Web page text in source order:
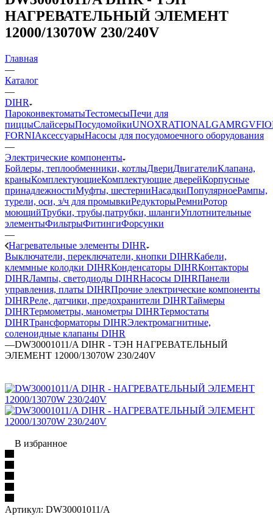
НАГРЕВАТЕЛЬНЫЙ ЭЛЕМЕНТ
12000/13070W 230/240V
Главная
—
Каталог
—
DIHR
ПароконвектоматыТестомесыПечи для
пиццыСлайсерыПосудомойкиUNOXRATIONALGAMRGV
FORNIАксессуарыНасосы для посудомоечного оборудования
—
Электрические компоненты
Бойлеры, теплообменники, котлыДвериДвигателиКлапана,
краныКомплектующиеКомплектующие дверейКорпусные
принадлежностиМуфты, шестерниНасадкиПопулярноеРампы,
турели, оси, з/ч для промывкиРедукторыРемниРотор
моющийТрубки, трубы,патрубки, шлангиУплотнительные
элементыФильтрыФитингиФорсунки
—
Нагревательные элементы DIHR
Выключатели, переключатели, кнопки DIHRКабели,
клеммные колодки DIHRКонденсаторы DIHRКонтакторы
DIHRЛампы, светодиоды DIHRНасосы DIHRПанели
управления, платы DIHRПрочие электрические компоненты
DIHRРеле, датчики, предохранители DIHRТаймеры
DIHRТермометры, манометры DIHRТермостаты
DIHRТрансформаторы DIHRЭлектромагнитные,
соленоидные клапаны DIHR
—DW30001011/A DIHR - ТЭН НАГРЕВАТЕЛЬНЫЙ
ЭЛЕМЕНТ 12000/13070W 230/240V
В избранное
Артикул: DW30001011/A